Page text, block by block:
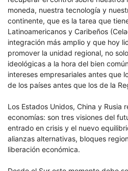
moneda, nuestra tecnología y
continente, que es la tarea que
Latinoamericanos y Caribeños
integración más amplio y que hoy
promover la unidad regional, no
ideológicas a la hora del bien
intereses empresariales antes que
de los países antes que los de la
Los Estados Unidos, China y Rusia
economías: son tres visiones del
entrado en crisis y el nuevo
alianzas alternativas, bloques
liberación económica.